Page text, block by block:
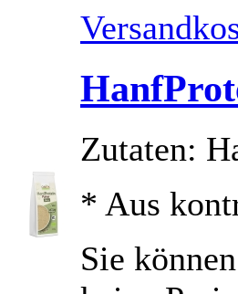
Zutaten:
* Aus
Sie